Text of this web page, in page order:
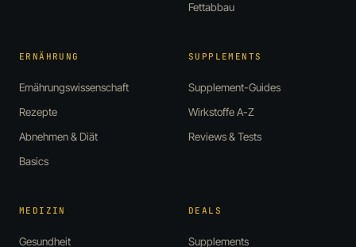
Fettabbau
ERNÄHRUNG
Ernährungswissenschaft
Rezepte
Abnehmen & Diät
Basics
SUPPLEMENTS
Supplement-Guides
Wirkstoffe A-Z
Reviews & Tests
MEDIZIN
Gesundheit
DEALS
Supplements